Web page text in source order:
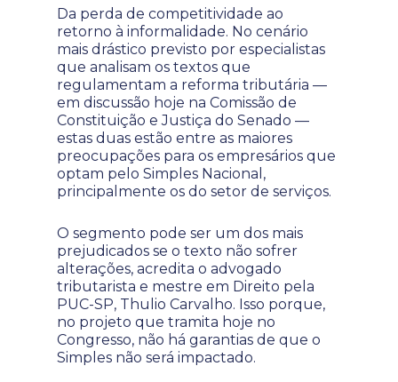
Da perda de competitividade ao
retorno à informalidade. No cenário
mais drástico previsto por especialistas
que analisam os textos que
regulamentam a reforma tributária —
em discussão hoje na Comissão de
Constituição e Justiça do Senado —
estas duas estão entre as maiores
preocupações para os empresários que
optam pelo Simples Nacional,
principalmente os do setor de serviços.
O segmento pode ser um dos mais
prejudicados se o texto não sofrer
alterações, acredita o advogado
tributarista e mestre em Direito pela
PUC-SP, Thulio Carvalho. Isso porque,
no projeto que tramita hoje no
Congresso, não há garantias de que o
Simples não será impactado.